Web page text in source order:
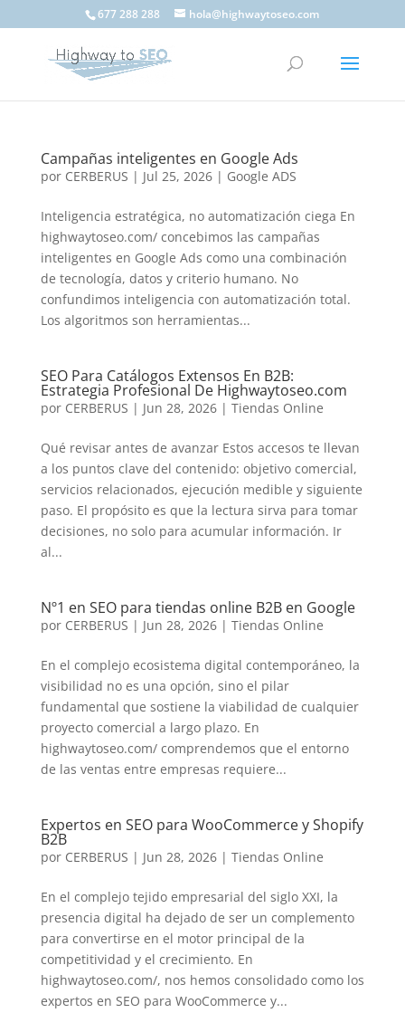
677 288 288 hola@highwaytoseo.com
Campañas inteligentes en Google Ads
por CERBERUS | Jul 25, 2026| Google ADS
Inteligencia estratégica, no automatización ciega En
highwaytoseo.com/ concebimos las campañas
inteligentes en Google Ads como una combinación
de tecnología, datos y criterio humano. No
confundimos inteligencia con automatización total.
Los algoritmos son herramientas...
SEO Para Catálogos Extensos En B2B:
Estrategia Profesional De Highwaytoseo.com
por CERBERUS | Jun 28, 2026| Tiendas Online
Qué revisar antes de avanzar Estos accesos te llevan
a los puntos clave del contenido: objetivo comercial,
servicios relacionados, ejecución medible y siguiente
paso. El propósito es que la lectura sirva para tomar
decisiones, no solo para acumular información. Ir
al...
Nº1 en SEO para tiendas online B2B en Google
por CERBERUS | Jun 28, 2026| Tiendas Online
En el complejo ecosistema digital contemporáneo, la
visibilidad no es una opción, sino el pilar
fundamental que sostiene la viabilidad de cualquier
proyecto comercial a largo plazo. En
highwaytoseo.com/ comprendemos que el entorno
de las ventas entre empresas requiere...
Expertos en SEO para WooCommerce y Shopify
B2B
por CERBERUS | Jun 28, 2026| Tiendas Online
En el complejo tejido empresarial del siglo XXI, la
presencia digital ha dejado de ser un complemento
para convertirse en el motor principal de la
competitividad y el crecimiento. En
highwaytoseo.com/, nos hemos consolidado como los
expertos en SEO para WooCommerce y...